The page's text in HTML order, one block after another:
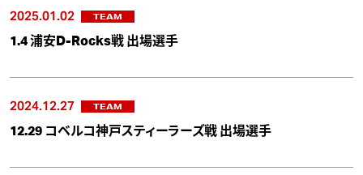
2025.01.02 TEAM
1.4 浦安D-Rocks戦 出場選手
2024.12.27 TEAM
12.29 コベルコ神戸スティーラーズ戦 出場選手